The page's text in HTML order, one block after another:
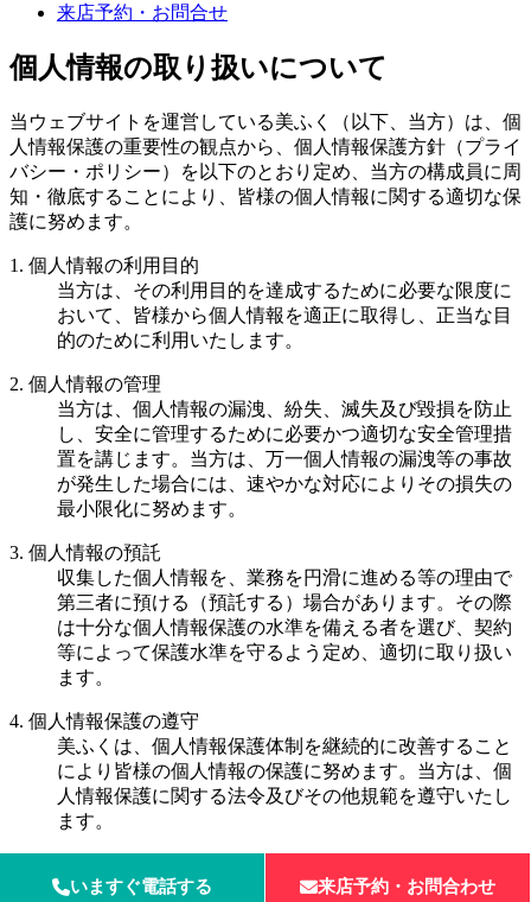
いますぐ電話する 来店予約・お問合わせ
来店予約・お問合せ
個人情報の取り扱いについて
当ウェブサイトを運営している美ふく（以下、当方）は、個
人情報保護の重要性の観点から、個人情報保護方針（プライ
バシー・ポリシー）を以下のとおり定め、当方の構成員に周
知・徹底することにより、皆様の個人情報に関する適切な保
護に努めます。
1. 個人情報の利用目的
当方は、その利用目的を達成するために必要な限度に
おいて、皆様から個人情報を適正に取得し、正当な目
的のために利用いたします。
2. 個人情報の管理
当方は、個人情報の漏洩、紛失、滅失及び毀損を防止
し、安全に管理するために必要かつ適切な安全管理措
置を講じます。当方は、万一個人情報の漏洩等の事故
が発生した場合には、速やかな対応によりその損失の
最小限化に努めます。
3. 個人情報の預託
収集した個人情報を、業務を円滑に進める等の理由で
第三者に預ける（預託する）場合があります。その際
は十分な個人情報保護の水準を備える者を選び、契約
等によって保護水準を守るよう定め、適切に取り扱い
ます。
4. 個人情報保護の遵守
美ふくは、個人情報保護体制を継続的に改善すること
により皆様の個人情報の保護に努めます。当方は、個
人情報保護に関する法令及びその他規範を遵守いたし
ます。
上にスクロール